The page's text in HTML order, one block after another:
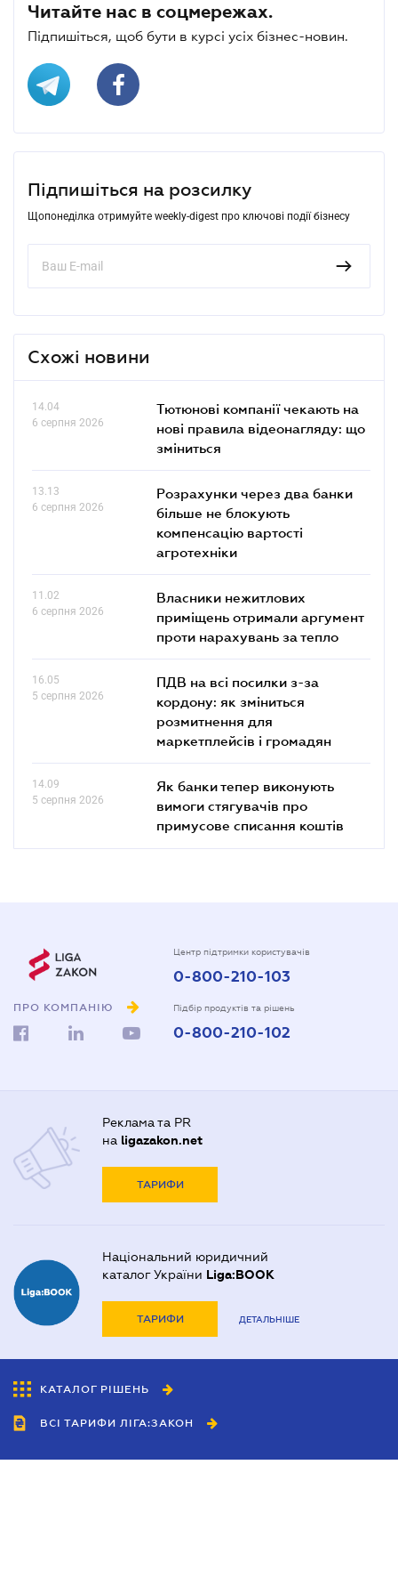
Читайте нас в соцмережах.
Підпишіться, щоб бути в курсі усіх бізнес-новин.
Підпишіться на розсилку
Щопонеділка отримуйте weekly-digest про ключові події бізнесу
Схожі новини
14.04
6 серпня 2026
Тютюнові компанії чекають на
нові правила відеонагляду: що
зміниться
13.13
6 серпня 2026
Розрахунки через два банки
більше не блокують
компенсацію вартості
агротехніки
11.02
6 серпня 2026
Власники нежитлових
приміщень отримали аргумент
проти нарахувань за тепло
16.05
5 серпня 2026
ПДВ на всі посилки з-за
кордону: як зміниться
розмитнення для
маркетплейсів і громадян
14.09
5 серпня 2026
Як банки тепер виконують
вимоги стягувачів про
примусове списання коштів
ПРО КОМПАНІЮ
Центр підтримки користувачів
0-800-210-103
Підбір продуктів та рішень
0-800-210-102
Реклама та PR
на ligazakon.net
ТАРИФИ
Національний юридичний
каталог України Liga:BOOK
ТАРИФИ ДЕТАЛЬНІШЕ
КАТАЛОГ РІШЕНЬ
ВСІ ТАРИФИ ЛІГА:ЗАКОН